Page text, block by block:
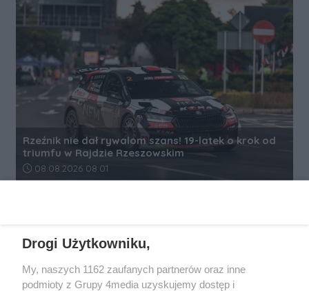
Rzeźnik nie dał rywalom szans! 19-latek o krok od
triumfu w Rajdzie Rzeszowskim
Data dodania artykułu:
08.08.2026 08:01
Drogi Użytkowniku,
My, naszych 1162 zaufanych partnerów oraz inne
podmioty z Grupy 4media uzyskujemy dostęp i